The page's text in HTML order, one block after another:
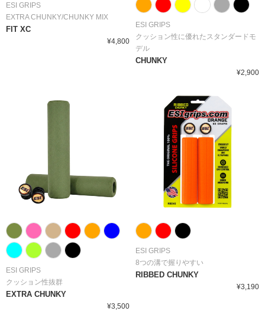
ESI GRIPS
EXTRA CHUNKY/CHUNKY MIX
FIT XC
¥4,800
ESI GRIPS
クッション性に優れたスタンダードモ
デル
CHUNKY
¥2,900
ESI GRIPS
クッション性抜群
EXTRA CHUNKY
¥3,500
ESI GRIPS
8つの溝で握りやすい
RIBBED CHUNKY
¥3,190